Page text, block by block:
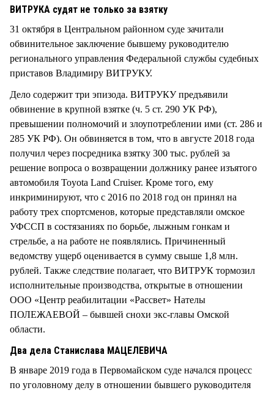
ВИТРУКА судят не только за взятку
31 октября в Центральном районном суде зачитали
обвинительное заключение бывшему руководителю
регионального управления Федеральной службы судебных
приставов Владимиру ВИТРУКУ.
Дело содержит три эпизода. ВИТРУКУ предъявили
обвинение в крупной взятке (ч. 5 ст. 290 УК РФ),
превышении полномочий и злоупотреблении ими (ст. 286 и
285 УК РФ). Он обвиняется в том, что в августе 2018 года
получил через посредника взятку 300 тыс. рублей за
решение вопроса о возвращении должнику ранее изъятого
автомобиля Toyota Land Cruiser. Кроме того, ему
инкриминируют, что с 2016 по 2018 год он принял на
работу трех спортсменов, которые представляли омское
УФССП в состязаниях по борьбе, лыжным гонкам и
стрельбе, а на работе не появлялись. Причиненный
ведомству ущерб оценивается в сумму свыше 1,8 млн.
рублей. Также следствие полагает, что ВИТРУК тормозил
исполнительные производства, открытые в отношении
ООО «Центр реабилитации «Рассвет» Нателы
ПОЛЕЖАЕВОЙ – бывшей снохи экс-главы Омской
области.
Два дела Станислава МАЦЕЛЕВИЧА
В январе 2019 года в Первомайском суде начался процесс
по уголовному делу в отношении бывшего руководителя